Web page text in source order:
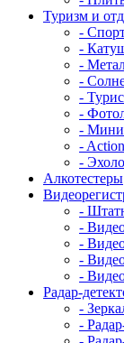
Туризм и
-
-
-
-
-
-
- Мини
-
-
Алкотестеры
-
-
-
-
-
Радар-
-
-